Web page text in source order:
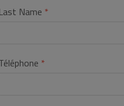
Last Name